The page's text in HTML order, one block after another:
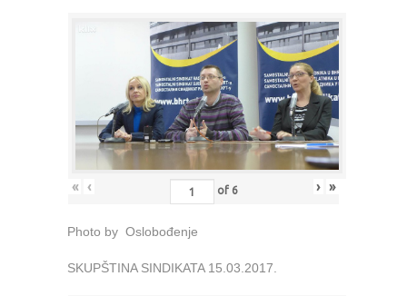
« ‹ of 6 › »
Photo by Oslobođenje
SKUPŠTINA SINDIKATA 15.03.2017.